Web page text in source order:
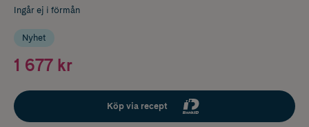
Ingår ej i förmån
Nyhet
1 677 kr
Köp via recept